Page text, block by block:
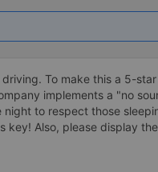
To make this a 5-star
implements a "no
to respect those
key! Also, please display the
the cabin for convenience. I